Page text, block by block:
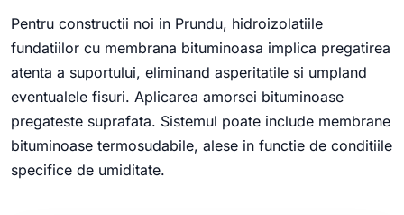
Pentru constructii noi in Prundu, hidroizolatiile
fundatiilor cu membrana bituminoasa implica pregatirea
atenta a suportului, eliminand asperitatile si umpland
eventualele fisuri. Aplicarea amorsei bituminoase
pregateste suprafata. Sistemul poate include membrane
bituminoase termosudabile, alese in functie de conditiile
specifice de umiditate.